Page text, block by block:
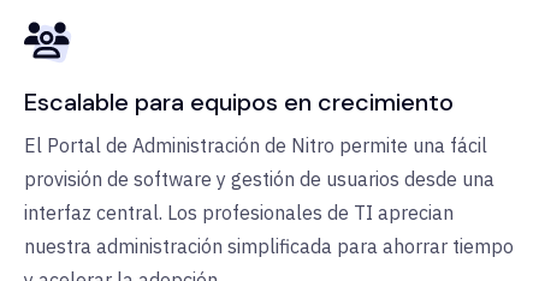
Escalable para equipos en crecimiento
El Portal de Administración de Nitro permite una fácil
provisión de software y gestión de usuarios desde una
interfaz central. Los profesionales de TI aprecian
nuestra administración simplificada para ahorrar tiempo